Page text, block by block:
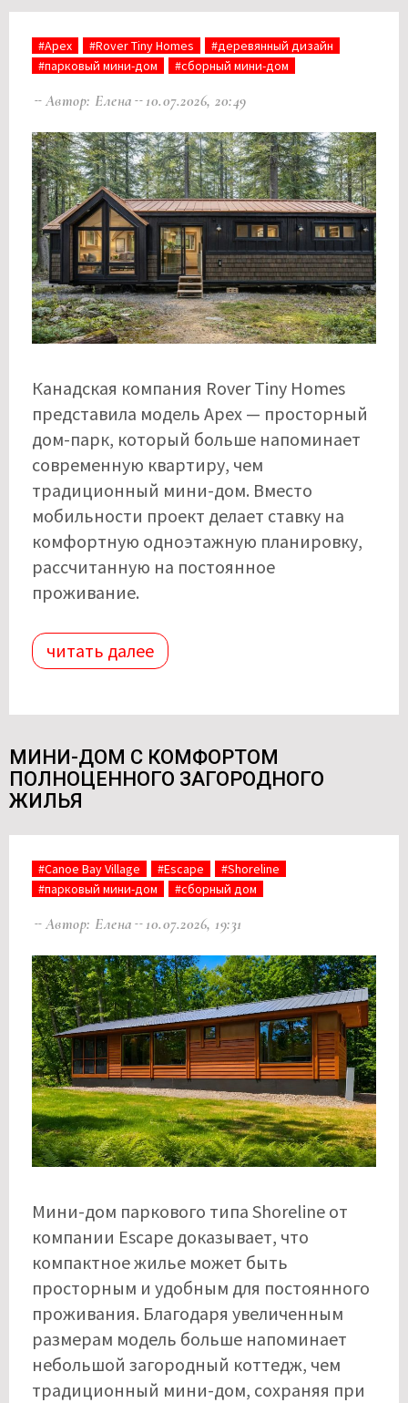
#Apex #Rover Tiny Homes
#деревянный дизайн
#парковый мини-дом
#сборный мини-дом
Автор: Елена 10.07.2026, 20:49
Канадская компания Rover Tiny Homes
представила модель Apex — просторный
дом-парк, который больше напоминает
современную квартиру, чем
традиционный мини-дом. Вместо
мобильности проект делает ставку на
комфортную одноэтажную планировку,
рассчитанную на постоянное
проживание.
читать далее
МИНИ-ДОМ С КОМФОРТОМ
ПОЛНОЦЕННОГО ЗАГОРОДНОГО
ЖИЛЬЯ
#Canoe Bay Village #Escape
#Shoreline
#парковый мини-дом
#сборный дом
Автор: Елена 10.07.2026, 19:31
Мини-дом паркового типа Shoreline от
компании Escape доказывает, что
компактное жилье может быть
просторным и удобным для постоянного
проживания. Благодаря увеличенным
размерам модель больше напоминает
небольшой загородный коттедж, чем
традиционный мини-дом, сохраняя при